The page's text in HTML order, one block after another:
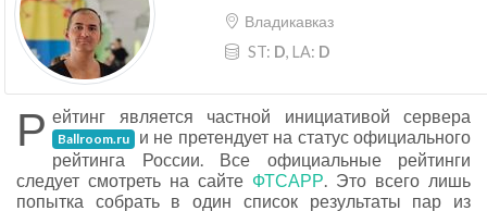
Владикавказ
ST: D, LA: D
Р ейтинг является частной инициативой сервера
Ballroom.ru и не претендует на статус официального
рейтинга России. Все официальные рейтинги
следует смотреть на сайте ФТСАРР. Это всего лишь
попытка собрать в один список результаты пар из